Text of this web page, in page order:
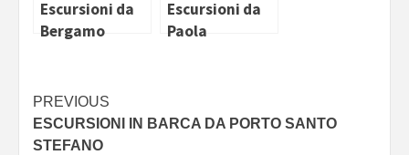
Escursioni da
Bergamo
Escursioni da
Paola
Continue
Reading
PREVIOUS
ESCURSIONI IN BARCA DA PORTO SANTO
STEFANO